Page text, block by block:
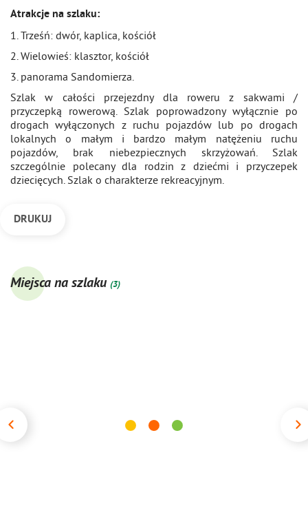
Atrakcje na szlaku:
1. Trześń: dwór, kaplica, kościół
2. Wielowieś: klasztor, kościół
3. panorama Sandomierza.
Szlak w całości przejezdny dla roweru z sakwami /
przyczepką rowerową. Szlak poprowadzony wyłącznie po
drogach wyłączonych z ruchu pojazdów lub po drogach
lokalnych o małym i bardzo małym natężeniu ruchu
pojazdów, brak niebezpiecznych skrzyżowań. Szlak
szczególnie polecany dla rodzin z dziećmi i przyczepek
dziecięcych. Szlak o charakterze rekreacyjnym.
DRUKUJ
Miejsca na szlaku (3)